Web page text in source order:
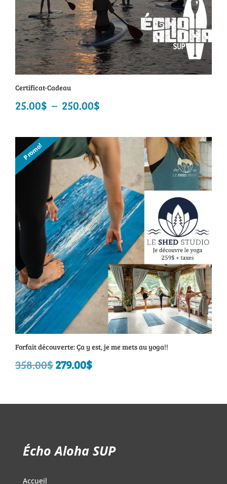
Certificat-Cadeau
25.00$ – 250.00$
prix :
25.00$
à
250.00$
Promo!
Forfait découverte: Ça y est, je me mets au yoga!!
358.00$Le
initial
279.00$
actuel
Écho Aloha SUP
Accueil